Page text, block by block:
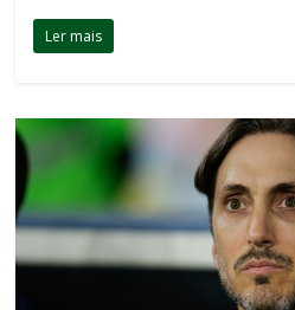
Ler mais